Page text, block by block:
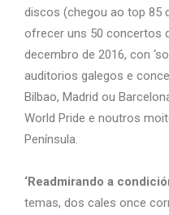
discos (chegou ao top 85
ofrecer uns 50 concertos
decembro de 2016, con
auditorios galegos e
Bilbao, Madrid ou
World Pride e noutros
Península.
‘Readmirando a
temas, dos cales once